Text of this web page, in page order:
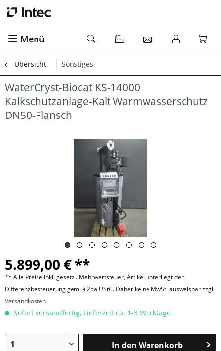
Menü
Übersicht Sonstiges
WaterCryst-Biocat KS-14000
Kalkschutzanlage-Kalt Warmwasserschutz
DN50-Flansch
5.899,00 € **
** Alle Preise inkl. gesetzl. Mehrwertsteuer, Artikel unterliegt der
Differenzbesteuerung gem. § 25a UStG. Daher keine MwSt. ausweisbar zzgl.
Versandkosten
Sofort versandfertig, Lieferzeit ca. 1-3 Werktage
In den Warenkorb